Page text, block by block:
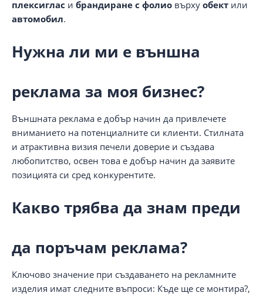
плексиглас и брандиране с фолио върху обект или
автомобил.
Нужна ли ми е външна
реклама за моя бизнес?
Външната реклама е добър начин да привлечете
вниманието на потенциалните си клиенти. Стилната
и атрактивна визия печели доверие и създава
любопитство, освен това е добър начин да заявите
позицията си сред конкурентите.
Какво трябва да знам преди
да поръчам реклама?
Ключово значение при създаването на рекламните
изделия имат следните въпроси: Къде ще се монтира?,